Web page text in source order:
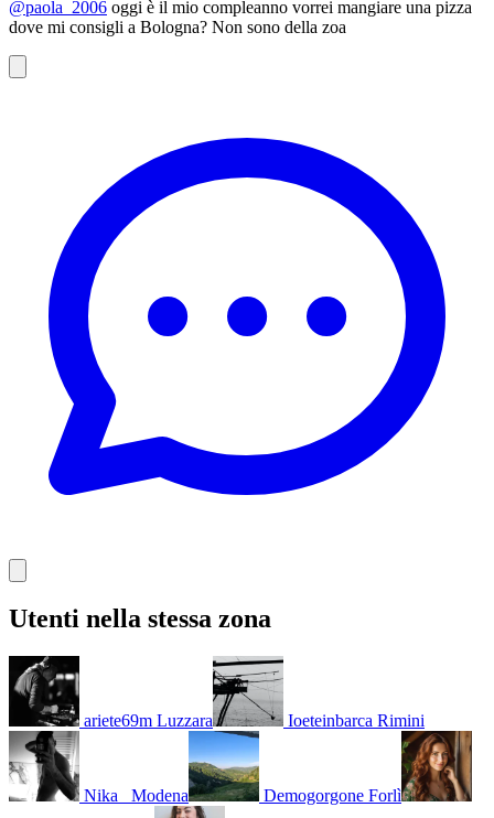
@paola_2006 oggi è il mio compleanno vorrei mangiare una pizza
dove mi consigli a Bologna? Non sono della zoa
Utenti nella stessa zona
ariete69m Luzzara Ioeteinbarca Rimini
Nika_ Modena Demogorgone Forlì